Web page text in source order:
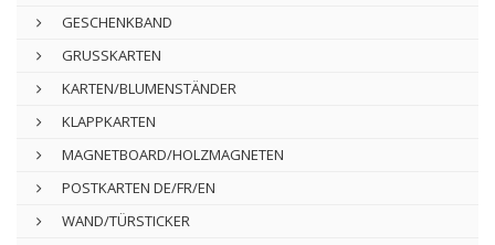
GESCHENKBAND
GRUSSKARTEN
KARTEN/BLUMENSTÄNDER
KLAPPKARTEN
MAGNETBOARD/HOLZMAGNETEN
POSTKARTEN DE/FR/EN
WAND/TÜRSTICKER